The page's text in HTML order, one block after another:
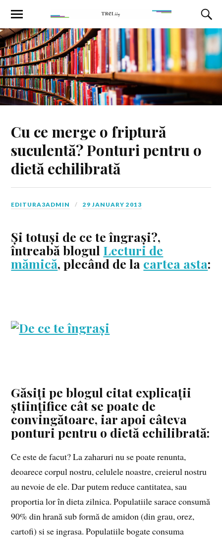
Cu ce merge o friptură
suculentă? Ponturi pentru o
dietă echilibrată
EDITURA3ADMIN 29 JANUARY 2013
Și totuși de ce te îngrași?,
întreabă blogul Lecturi de
mămică, plecând de la cartea asta:
Găsiți pe blogul citat explicații
științifice cât se poate de
convingătoare, iar apoi câteva
ponturi pentru o dietă echilibrată:
Ce este de facut? La zaharuri nu se poate renunta,
deoarece corpul nostru, celulele noastre, creierul nostru
au nevoie de ele. Dar putem reduce cantitatea, sau
proportia lor în dieta zilnica. Populatiile sarace consumă
90% din hrană sub formă de amidon (din grau, orez,
cartofi) si se ingrasa. Populatiile bogate consuma